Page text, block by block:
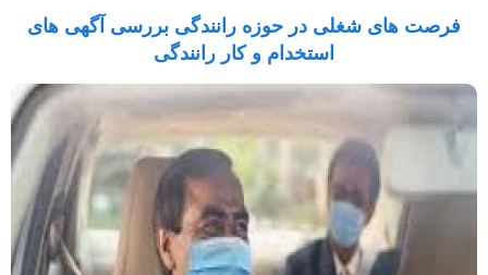
فرصت های شغلی در حوزه رانندگی بررسی آگهی های
استخدام و کار رانندگی